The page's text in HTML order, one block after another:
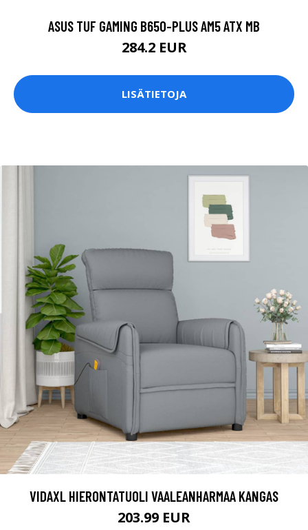
ASUS TUF GAMING B650-PLUS AM5 ATX MB
284.2 EUR
LISÄTIETOJA
VIDAXL HIERONTATUOLI VAALEANHARMAA KANGAS
203.99 EUR